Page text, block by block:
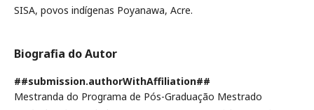
SISA, povos indígenas Poyanawa, Acre.
Biografia do Autor
##submission.authorWithAffiliation##
Mestranda do Programa de Pós-Graduação Mestrado